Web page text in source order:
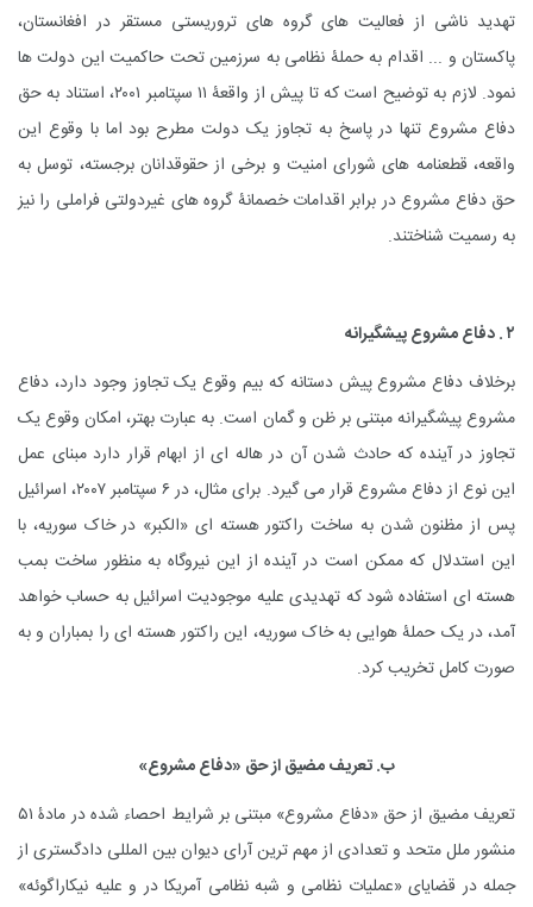
تهدید ناشی از فعالیت های گروه های تروریستی مستقر در افغانستان،
پاکستان و ... اقدام به حملۀ نظامی به سرزمین تحت حاکمیت این دولت ها
نمود. لازم به توضیح است که تا پیش از واقعۀ ۱۱ سپتامبر ۲۰۰۱، استناد به حق
دفاع مشروع تنها در پاسخ به تجاوز یک دولت مطرح بود اما با وقوع این
واقعه، قطعنامه های شورای امنیت و برخی از حقوقدانان برجسته، توسل به
حق دفاع مشروع در برابر اقدامات خصمانۀ گروه های غیردولتی فراملی را نیز
به رسمیت شناختند.
۲ . دفاع مشروع پیشگیرانه
برخلاف دفاع مشروع پیش دستانه که بیم وقوع یک تجاوز وجود دارد، دفاع
مشروع پیشگیرانه مبتنی بر ظن و گمان است. به عبارت بهتر، امکان وقوع یک
تجاوز در آینده که حادث شدن آن در هاله ای از ابهام قرار دارد مبنای عمل
این نوع از دفاع مشروع قرار می گیرد. برای مثال، در ۶ سپتامبر ۲۰۰۷، اسرائیل
پس از مظنون شدن به ساخت راکتور هسته ای «الکبر» در خاک سوریه، با
این استدلال که ممکن است در آینده از این نیروگاه به منظور ساخت بمب
هسته ای استفاده شود که تهدیدی علیه موجودیت اسرائیل به حساب خواهد
آمد، در یک حملۀ هوایی به خاک سوریه، این راکتور هسته ای را بمباران و به
صورت کامل تخریب کرد.
ب. تعریف مضیق از حق «دفاع مشروع»
تعریف مضیق از حق «دفاع مشروع» مبتنی بر شرایط احصاء شده در مادۀ ۵۱
منشور ملل متحد و تعدادی از مهم ترین آرای دیوان بین المللی دادگستری از
جمله در قضایای «عملیات نظامی و شبه نظامی آمریکا در و علیه نیکاراگوئه»